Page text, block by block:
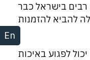
En
רבים בישראל כבר
להביא להזמנות
לפגוע באיכות